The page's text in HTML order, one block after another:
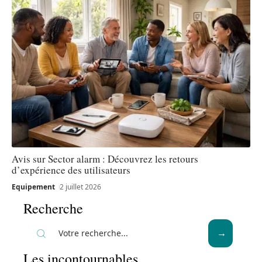
Avis sur Sector alarm : Découvrez les retours
d’expérience des utilisateurs
Equipement 2 juillet 2026
Recherche